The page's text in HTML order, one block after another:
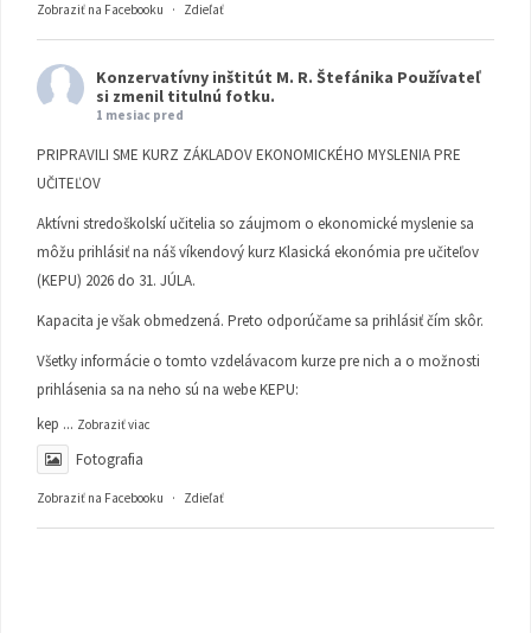
Zobraziť na Facebooku · Zdieľať
Konzervatívny inštitút M. R. Štefánika Používateľ
si zmenil titulnú fotku.
1 mesiac pred
PRIPRAVILI SME KURZ ZÁKLADOV EKONOMICKÉHO MYSLENIA PRE
UČITEĽOV
Aktívni stredoškolskí učitelia so záujmom o ekonomické myslenie sa
môžu prihlásiť na náš víkendový kurz Klasická ekonómia pre učiteľov
(KEPU) 2026 do 31. JÚLA.
Kapacita je však obmedzená. Preto odporúčame sa prihlásiť čím skôr.
Všetky informácie o tomto vzdelávacom kurze pre nich a o možnosti
prihlásenia sa na neho sú na webe KEPU:
kep ... Zobraziť viac
Fotografia
Zobraziť na Facebooku · Zdieľať